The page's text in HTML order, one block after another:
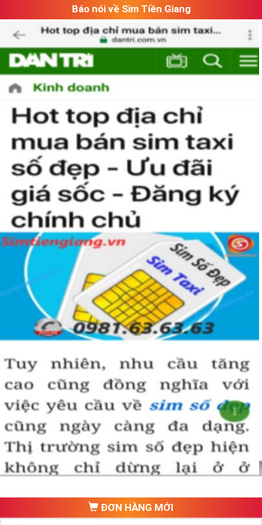
Các Dạng SIm Số Đẹp VIettel Tại Sim Tiền Giang
Đa dạng về đầu số, hiện nay các đầu số được chia thành 2
nhóm chínhđầu số cổvàđầu số mới
, về ý nghĩa các đầu số
như sau:
Ý Nghĩa Đầu Số Cổ Viettel:
Sim Viettel Đầu 086
Với đầu 086 có ý nghĩa rất lớn đối với các nhà kinh doanh.
Theo quan niệm thì số 6 là tượng trưng cho chữ ‘Lộc’, còn
số 8 thì lại tượng trưng cho chữ ‘Phát’, 086 tức là “Lộc
Phát”. Với những người mong muốn làm ăn phát đạt được
nhiều thành công thì việc sở hữu một đầu số như vậy rất có
Đây cũng là ngụ ý phong thủy của nhà mạng đưa ra và
mong muốn chiếc sim sẽ trở thành người bạn đồng hành
trên con đường sự nghiệp của bạn.
Sim Viettel Đầu 096.
Báo nói về Sim Tiền Giang
ĐƠN HÀNG MỚI